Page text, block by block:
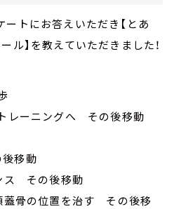
トにお答えいただき【とあ
ル】を教えていただきました！
レーニングへ その後移動
後移動
ス その後移動
蓋骨の位置を治す その後移